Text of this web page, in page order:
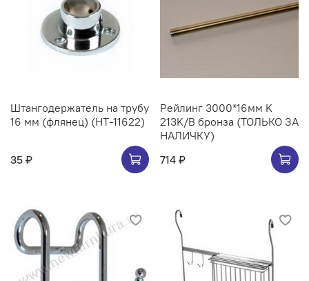
Штангодержатель на трубу
16 мм (флянец) (НТ-11622)
35 ₽
Рейлинг 3000*16мм K
213K/B бронза (ТОЛЬКО ЗА
НАЛИЧКУ)
714 ₽